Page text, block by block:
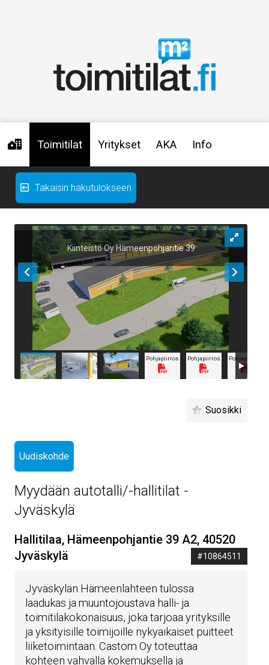
Toimitilat Yritykset AKA Info
Takaisin hakutulokseen
Pohjapiirros Pohjapiirros Pohjapiirros
Kiinteistö Oy Hämeenpohjantie 39
Suosikki
Uudiskohde
Myydään autotalli/-hallitilat -
Jyväskylä
Hallitilaa, Hämeenpohjantie 39 A2, 40520
Jyväskylä
#10864511
Jyväskylän Hämeenlahteen tulossa
laadukas ja muuntojoustava halli- ja
toimitilakokonaisuus, joka tarjoaa yrityksille
ja yksityisille toimijoille nykyaikaiset puitteet
liiketoimintaan. Castom Oy toteuttaa
kohteen vahvalla kokemuksella ja